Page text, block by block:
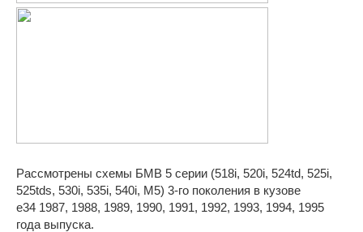
Рассмотрены схемы БМВ 5 серии (518i, 520i, 524td, 525i,
525tds, 530i, 535i, 540i, M5) 3-го поколения в кузове
е34 1987, 1988, 1989, 1990, 1991, 1992, 1993, 1994, 1995
года выпуска.